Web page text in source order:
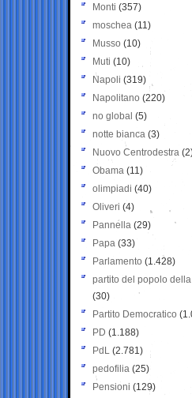
Monti (357)
moschea (11)
Musso (10)
Muti (10)
Napoli (319)
Napolitano (220)
no global (5)
notte bianca (3)
Nuovo Centrodestra
Obama (11)
olimpiadi (40)
Oliveri (4)
Pannella (29)
Papa (33)
Parlamento (1.428)
partito del popolo
(30)
Partito Democratico
PD (1.188)
PdL (2.781)
pedofilia (25)
Pensioni (129)